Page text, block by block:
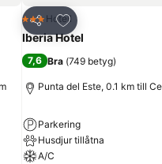
Dela
Lägg till i Mina
3 Stjärnor
Hotell
Iberia Hotel
7,6 Bra (749 betyg)
Punta del Este, 0.1 km till
Parkering
Husdjur tillåtna
A/C